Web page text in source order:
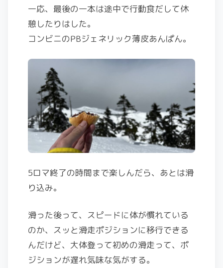
一応、最後の一本は途中で行動食だして休
憩したりはした。
コンビニのPBジェネリック薄皮あんぱん。
5ロマ終了の時間まで楽しんだら、あとは滑
り込み。
滑った後って、スピードに体が慣れている
のか、スッと滑走ポジションに移行できる
んだけど、大体登って初めの滑走って、ポ
ジションが遅れ気味な気がする。